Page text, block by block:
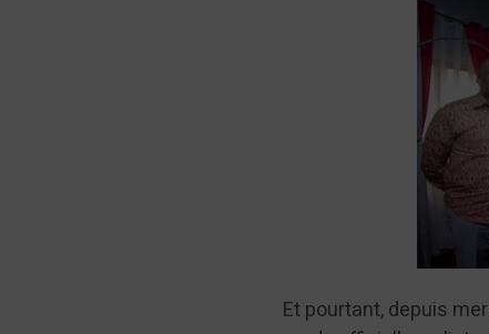
Et pourtant, depuis